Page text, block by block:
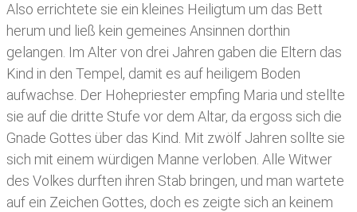
Also errichtete sie ein kleines Heiligtum um das Bett
herum und ließ kein gemeines Ansinnen dorthin
gelangen. Im Alter von drei Jahren gaben die Eltern das
Kind in den Tempel, damit es auf heiligem Boden
aufwachse. Der Hohepriester empfing Maria und stellte
sie auf die dritte Stufe vor dem Altar, da ergoss sich die
Gnade Gottes über das Kind. Mit zwölf Jahren sollte sie
sich mit einem würdigen Manne verloben. Alle Witwer
des Volkes durften ihren Stab bringen, und man wartete
auf ein Zeichen Gottes, doch es zeigte sich an keinem